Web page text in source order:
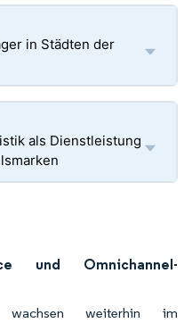
in Städten der
als Dienstleistung
und Omnichannel-
wachsen weiterhin im